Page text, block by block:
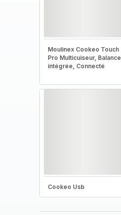
Moulinex Cookeo Touch
Pro Multicuiseur, Balance
intégrée, Connecté
Cookeo Usb